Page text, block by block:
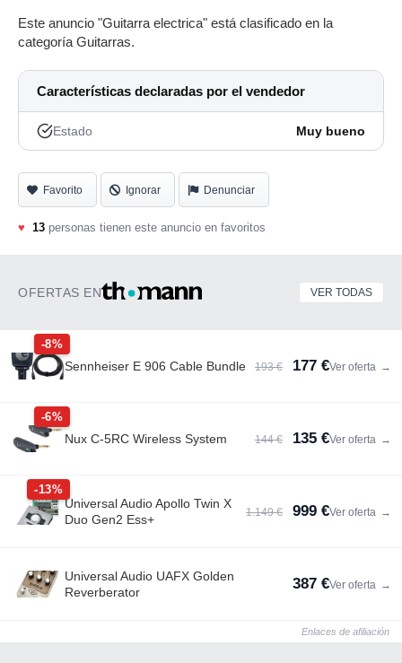
Este anuncio "Guitarra electrica" está clasificado en la
categoría Guitarras.
Características declaradas por el vendedor
Estado Muy bueno
Favorito Ignorar Denunciar
♥ 13 personas tienen este anuncio en favoritos
OFERTAS EN VER TODAS
-8%
Sennheiser E 906 Cable Bundle 193 € 177 €Ver oferta →
-6%
Nux C-5RC Wireless System 144 € 135 €Ver oferta →
-13%
Universal Audio Apollo Twin X
Duo Gen2 Ess+
1.149 € 999 €Ver oferta →
Universal Audio UAFX Golden
Reverberator
387 €Ver oferta →
Enlaces de afiliación